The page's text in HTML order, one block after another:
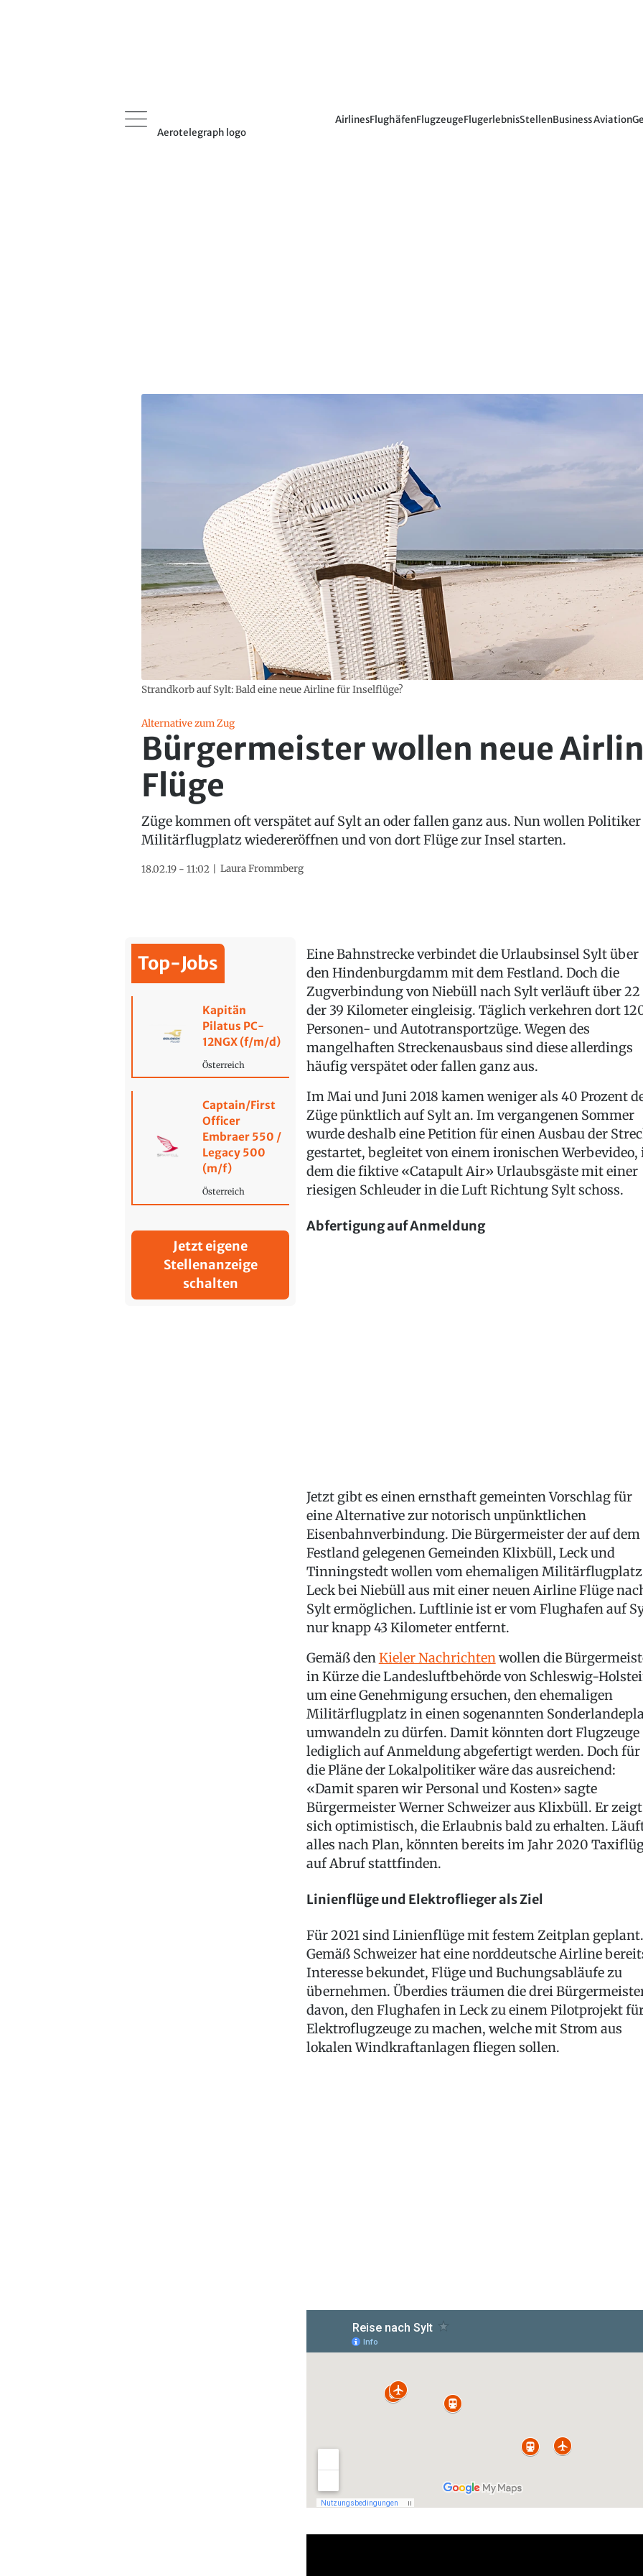
Aerotelegraph logo
AirlinesFlughäfenFlugzeugeFlugerlebnisStellenBusiness Aviation
Strandkorb auf Sylt: Bald eine neue Airline für Inselflüge?
Alternative zum Zug
Bürgermeister wollen neue
Flüge
Züge kommen oft verspätet auf Sylt an oder fallen ganz aus. Nun wollen Politiker
Militärflugplatz wiedereröffnen und von dort Flüge zur Insel starten.
18.02.19 - 11:02 Laura Frommberg
Top-Jobs
Kapitän
Pilatus PC-
12NGX (f/m/d)
Österreich
Captain/First
Officer
Embraer 550 /
Legacy 500
(m/f)
Österreich
Jetzt eigene
Stellenanzeige
schalten
Eine Bahnstrecke verbindet die Urlaubsinsel Sylt über
den Hindenburgdamm mit dem Festland. Doch die
Zugverbindung von Niebüll nach Sylt verläuft über 22
der 39 Kilometer eingleisig. Täglich verkehren dort
Personen- und Autotransportzüge. Wegen des
mangelhaften Streckenausbaus sind diese allerdings
häufig verspätet oder fallen ganz aus.
Im Mai und Juni 2018 kamen weniger als 40 Prozent
Züge pünktlich auf Sylt an. Im vergangenen Sommer
wurde deshalb eine Petition für einen Ausbau der
gestartet, begleitet von einem ironischen Werbevideo,
dem die fiktive «Catapult Air» Urlaubsgäste mit einer
riesigen Schleuder in die Luft Richtung Sylt schoss.
Abfertigung auf Anmeldung
Jetzt gibt es einen ernsthaft gemeinten Vorschlag für
eine Alternative zur notorisch unpünktlichen
Eisenbahnverbindung. Die Bürgermeister der auf dem
Festland gelegenen Gemeinden Klixbüll, Leck und
Tinningstedt wollen vom ehemaligen Militärflugplatz
Leck bei Niebüll aus mit einer neuen Airline Flüge
Sylt ermöglichen. Luftlinie ist er vom Flughafen auf
nur knapp 43 Kilometer entfernt.
Gemäß denKieler Nachrichtenwollen die
in Kürze die Landesluftbehörde von Schleswig-
um eine Genehmigung ersuchen, den ehemaligen
Militärflugplatz in einen sogenannten
umwandeln zu dürfen. Damit könnten dort Flugzeuge
lediglich auf Anmeldung abgefertigt werden. Doch für
die Pläne der Lokalpolitiker wäre das ausreichend:
«Damit sparen wir Personal und Kosten» sagte
Bürgermeister Werner Schweizer aus Klixbüll. Er zeigt
sich optimistisch, die Erlaubnis bald zu erhalten.
alles nach Plan, könnten bereits im Jahr 2020
auf Abruf stattfinden.
Linienflüge und Elektroflieger als Ziel
Für 2021 sind Linienflüge mit festem Zeitplan geplant.
Gemäß Schweizer hat eine norddeutsche Airline
Interesse bekundet, Flüge und Buchungsabläufe zu
übernehmen. Überdies träumen die drei
davon, den Flughafen in Leck zu einem Pilotprojekt
Elektroflugzeuge zu machen, welche mit Strom aus
lokalen Windkraftanlagen fliegen sollen.